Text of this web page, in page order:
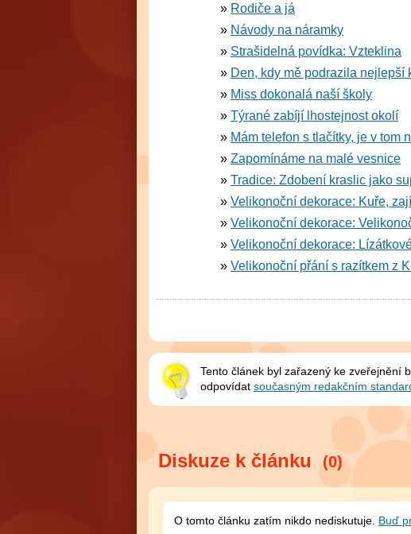
Rodiče a já
Návody na náramky
Strašidelná povídka: Vzteklina
Den, kdy mě podrazila nejlepší
Miss dokonalá naší školy
Týrané zabíjí lhostejnost okolí
Mám telefon s tlačítky, je v tom
Zapomínáme na malé vesnice
Tradice: Zdobení kraslic jako
Velikonoční dekorace: Kuře,
Velikonoční dekorace:
Velikonoční dekorace:
Velikonoční přání s razítkem z
Tento článek byl zařazený ke zveřejnění
odpovídat současným redakčním
Diskuze k článku (0)
O tomto článku zatím nikdo nediskutuje. Buď